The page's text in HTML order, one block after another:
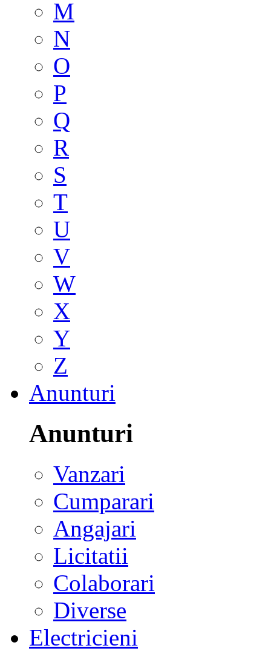
M
N
O
P
Q
R
S
T
U
V
W
X
Y
Z
Anunturi
Anunturi
Vanzari
Cumparari
Angajari
Licitatii
Colaborari
Diverse
Electricieni